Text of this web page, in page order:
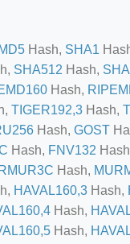
MD5 Hash, SHA1
SHA512 Hash,
Hash,
TIGER192,3 Hash,
Hash, GOST
Hash, FNV132
Hash,
HAVAL160,3 Hash,
Hash,
Hash,